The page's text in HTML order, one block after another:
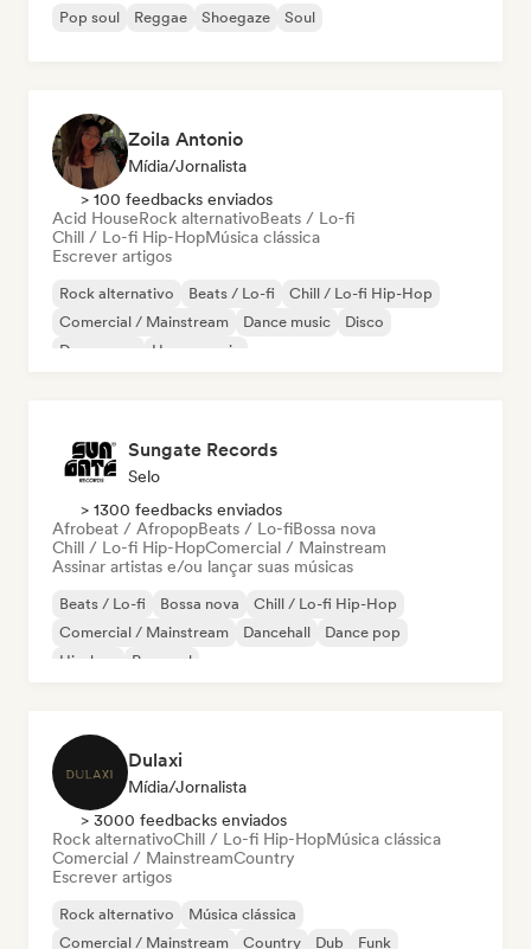
Pop soul
Reggae Shoegaze Soul
Zoila Antonio
Mídia/Jornalista
> 100 feedbacks enviados
Acid HouseRock alternativoBeats / Lo-fi
Chill / Lo-fi Hip-HopMúsica clássica
Escrever artigos
Rock alternativo Beats / Lo-fi
Chill / Lo-fi Hip-Hop
Comercial / Mainstream
Dance music
Disco
Dream pop
House music
Sungate Records
Selo
> 1300 feedbacks enviados
Afrobeat / AfropopBeats / Lo-fiBossa nova
Chill / Lo-fi Hip-HopComercial / Mainstream
Assinar artistas e/ou lançar suas músicas
Beats / Lo-fi Bossa nova
Chill / Lo-fi Hip-Hop
Comercial / Mainstream
Dancehall
Dance pop
Hip-hop
Pop soul
Dulaxi
Mídia/Jornalista
> 3000 feedbacks enviados
Rock alternativoChill / Lo-fi Hip-HopMúsica clássica
Comercial / MainstreamCountry
Escrever artigos
Rock alternativo
Música clássica
Comercial / Mainstream
Country Dub Funk